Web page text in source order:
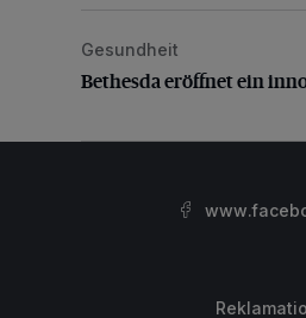
Bethesda eröffnet ein
Gesundheit
Bethesda eröffnet ein